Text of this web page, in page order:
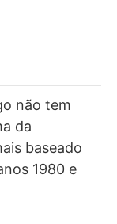
não tem
da
baseado
1980 e